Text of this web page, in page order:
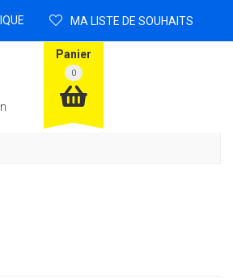
Panier
MA LISTE DE SOUHAITS